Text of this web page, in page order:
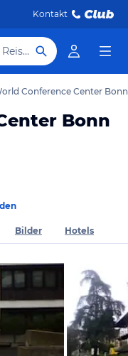
Kontakt
Hotel, Reiseziel
Conference Center Bonn
Bonn
Bilder Hotels